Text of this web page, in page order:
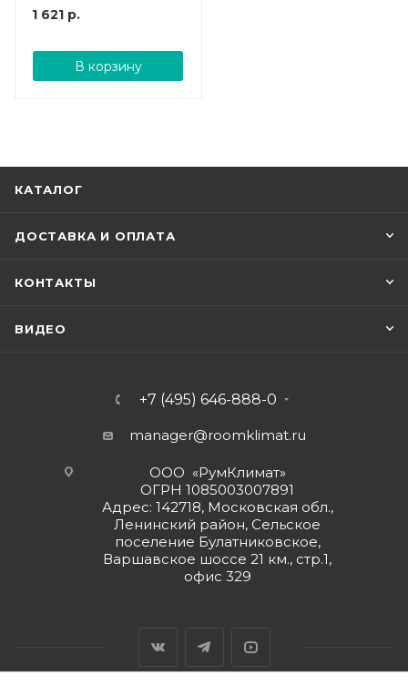
1 621 р.
В корзину
КАТАЛОГ
ДОСТАВКА И ОПЛАТА
КОНТАКТЫ
ВИДЕО
+7 (495) 646-888-0
manager@roomklimat.ru
ООО «РумКлимат»
ОГРН 1085003007891
Адрес: 142718, Московская обл.,
Ленинский район, Сельское
поселение Булатниковское,
Варшавское шоссе 21 км., стр.1,
офис 329